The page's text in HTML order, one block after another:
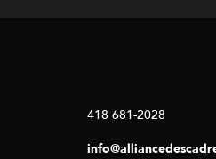
418 681-2028